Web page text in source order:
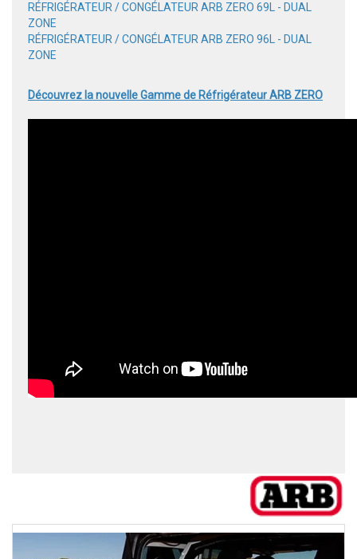
RÉFRIGÉRATEUR / CONGÉLATEUR ARB ZERO 69L - DUAL
ZONE
RÉFRIGÉRATEUR / CONGÉLATEUR ARB ZERO 96L - DUAL
ZONE
Découvrez la nouvelle Gamme de Réfrigérateur ARB ZERO